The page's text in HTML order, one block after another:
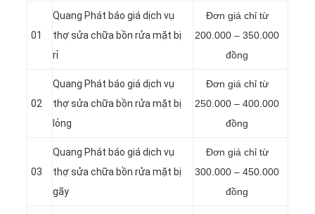
01
Quang Phát báo giá dịch vụ
thợ sửa chữa bồn rửa mặt bị
rỉ
Đơn giá chỉ từ
200.000 – 350.000
đồng
02
Quang Phát báo giá dịch vụ
thợ sửa chữa bồn rửa mặt bị
lỏng
Đơn giá chỉ từ
250.000 – 400.000
đồng
03
Quang Phát báo giá dịch vụ
thợ sửa chữa bồn rửa mặt bị
gãy
Đơn giá chỉ từ
300.000 – 450.000
đồng